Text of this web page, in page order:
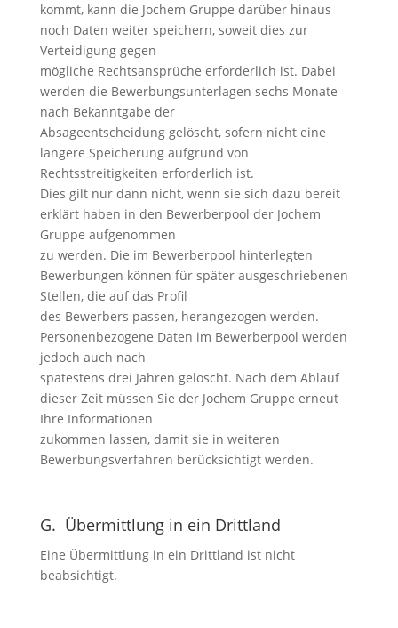
kommt, kann die Jochem Gruppe darüber hinaus
noch Daten weiter speichern, soweit dies zur
Verteidigung gegen
mögliche Rechtsansprüche erforderlich ist. Dabei
werden die Bewerbungsunterlagen sechs Monate
nach Bekanntgabe der
Absageentscheidung gelöscht, sofern nicht eine
längere Speicherung aufgrund von
Rechtsstreitigkeiten erforderlich ist.
Dies gilt nur dann nicht, wenn sie sich dazu bereit
erklärt haben in den Bewerberpool der Jochem
Gruppe aufgenommen
zu werden. Die im Bewerberpool hinterlegten
Bewerbungen können für später ausgeschriebenen
Stellen, die auf das Profil
des Bewerbers passen, herangezogen werden.
Personenbezogene Daten im Bewerberpool werden
jedoch auch nach
spätestens drei Jahren gelöscht. Nach dem Ablauf
dieser Zeit müssen Sie der Jochem Gruppe erneut
Ihre Informationen
zukommen lassen, damit sie in weiteren
Bewerbungsverfahren berücksichtigt werden.
G. Übermittlung in ein Drittland
Eine Übermittlung in ein Drittland ist nicht
beabsichtigt.